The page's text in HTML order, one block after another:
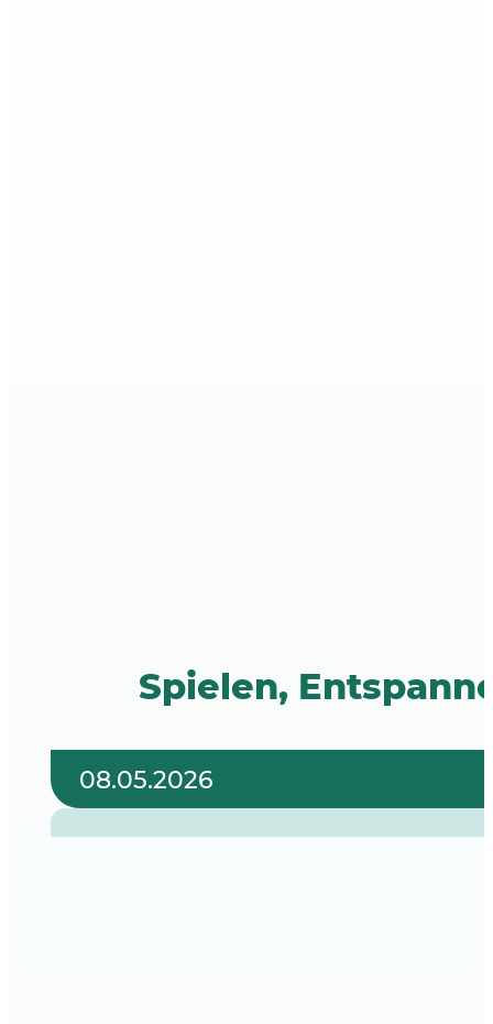
Spielen,
08.05.2026